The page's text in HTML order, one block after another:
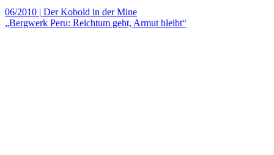
06/2010 | Der Kobold in der Mine
„Bergwerk Peru: Reichtum geht, Armut bleibt“